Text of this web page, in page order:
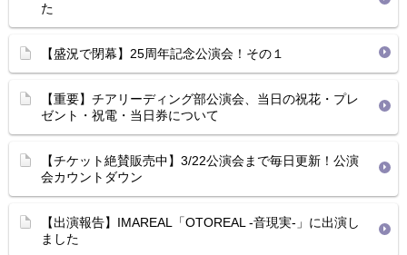
た
【盛況で閉幕】25周年記念公演会！その１
【重要】チアリーディング部公演会、当日の祝花・プレ
ゼント・祝電・当日券について
【チケット絶賛販売中】3/22公演会まで毎日更新！公演
会カウントダウン
【出演報告】IMAREAL「OTOREAL -音現実-」に出演し
ました